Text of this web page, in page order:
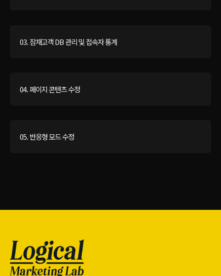
03. 잠재고객 DB 관리 및 접속자 통계
04. 페이지 콘텐츠 수정
05. 반응형 모드 수정